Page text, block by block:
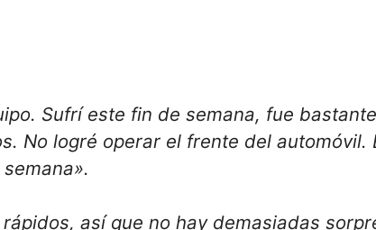
Sufrí este fin de semana, fue bastante
No logré operar el frente del automóvil.
así que no hay demasiadas